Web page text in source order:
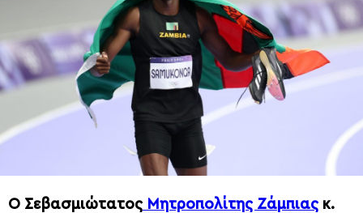
Ο Σεβασμιώτατος Μητροπολίτης Ζάμπιας κ.